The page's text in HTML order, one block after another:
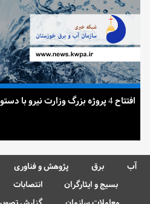
افتتاح 4 پروژه بزرگ وزارت نیرو با دستور رئیس جمهور
آب برق پژوهش و فناوری
بسیج و ایثارگران
انتصابات